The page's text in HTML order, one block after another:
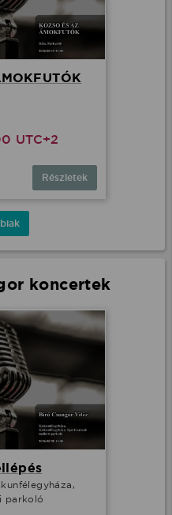
UTC+2
Részletek
koncertek
parkoló